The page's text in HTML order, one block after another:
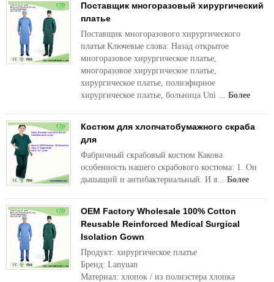
Поставщик многоразовый хирургический
платье
Поставщик многоразового хирургического
платья Ключевые слова: Назад открытое
многоразовое хирургическое платье,
многоразовое хирургическое платье,
хирургическое платье, полиэфирное
хирургическое платье, больница Uni ... Более
Костюм для хлопчатобумажного скраба
для
Фабричный скрабовый костюм Какова
особенность нашего скрабового костюма: 1. Он
дышащий и антибактериальный. И я... Более
OEM Factory Wholesale 100% Cotton
Reusable Reinforced Medical Surgical
Isolation Gown
Продукт: хирургическое платье
Бренд: Lanyuan
Материал: хлопок / из полиэстера хлопка